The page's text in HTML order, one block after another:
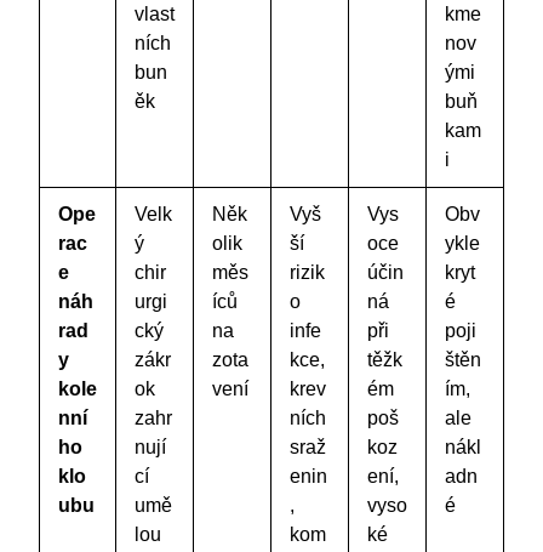
vlast
ních
bun
ěk
kme
nov
ými
buň
kam
i
Ope
rac
e
náh
rad
y
kole
nní
ho
klo
ubu
Velk
ý
chir
urgi
cký
zákr
ok
zahr
nují
cí
umě
lou
Něk
olik
měs
íců
na
zota
vení
Vyš
ší
rizik
o
infe
kce,
krev
ních
sraž
enin
,
kom
Vys
oce
účin
ná
při
těžk
ém
poš
koz
ení,
vyso
ké
Obv
ykle
kryt
é
poji
štěn
ím,
ale
nákl
adn
é